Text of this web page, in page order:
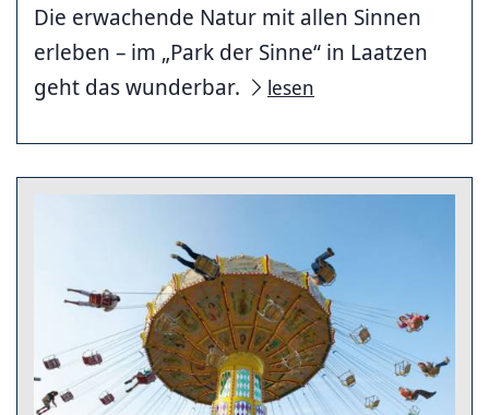
Die erwachende Natur mit allen Sinnen
erleben – im „Park der Sinne“ in Laatzen
geht das wunderbar.
lesen